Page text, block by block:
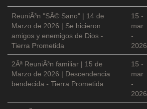
ReuniÃ³n "SÃ© Sano" | 14 de
Marzo de 2026 | Se hicieron
amigos y enemigos de Dios -
Tierra Prometida
15 -
mar
-
2026
2Âª ReuniÃ³n familiar | 15 de
Marzo de 2026 | Descendencia
bendecida - Tierra Prometida
15 -
mar
-
2026